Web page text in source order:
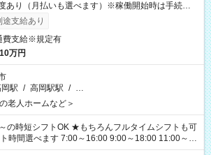
あり（月払いも選べます）※稼働開始時は手続き完
払いとなります。
支給あり
費支給※規定有
万円
駅 / 高岡駅駅 / …
老人ホームなど＞
OK ★もちろんフルタイムシフトも可
時間選べます 7:00～16:00 9:00～18:00 11:00～
場合、他のお仕事と合わせ